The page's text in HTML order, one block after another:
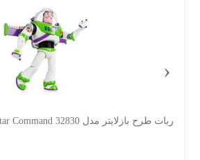
ربات طرح بازلایتر مدل 32830 Star Command
‹